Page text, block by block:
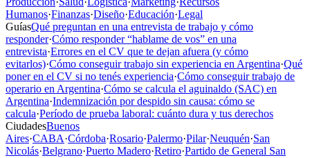
Humanos·Finanzas·Diseño·Educación·Legal
GuíasQué preguntan en una entrevista de trabajo y cómo
responder·Cómo responder “hablame de vos” en una
entrevista·Errores en el CV que te dejan afuera (y cómo
evitarlos)·Cómo conseguir trabajo sin experiencia en Argentina·Qué
poner en el CV si no tenés experiencia·Cómo conseguir trabajo de
operario en Argentina·Cómo se calcula el aguinaldo (SAC) en
Argentina·Indemnización por despido sin causa: cómo se
calcula·Período de prueba laboral: cuánto dura y tus derechos
CiudadesBuenos
Aires·CABA·Córdoba·Rosario·Palermo·Pilar·Neuquén·San
Nicolás·Belgrano·Puerto Madero·Retiro·Partido de General San